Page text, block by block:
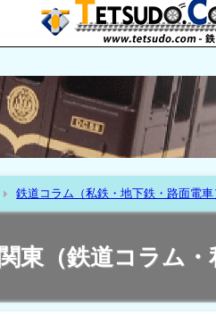
鉄道コラム（私鉄・地下鉄・路面電車
関東（鉄道コラム・